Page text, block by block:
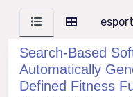
Search-Based
Automatically
Defined Fitness